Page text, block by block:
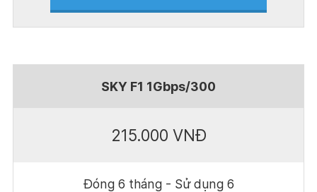
SKY F1 1Gbps/300
215.000 VNĐ
Đóng 6 tháng - Sử dụng 6